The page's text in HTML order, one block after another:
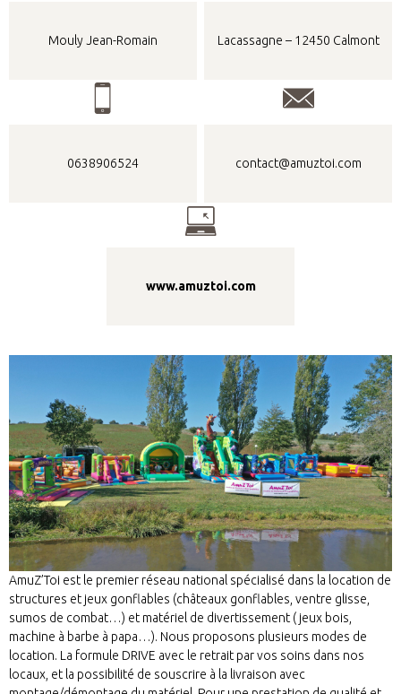
Mouly Jean-Romain Lacassagne – 12450 Calmont
0638906524 contact@amuztoi.com
www.amuztoi.com
AmuZ’Toi est le premier réseau national spécialisé dans la location de
structures et jeux gonflables (châteaux gonflables, ventre glisse,
sumos de combat…) et matériel de divertissement ( jeux bois,
machine à barbe à papa…). Nous proposons plusieurs modes de
location. La formule DRIVE avec le retrait par vos soins dans nos
locaux, et la possibilité de souscrire à la livraison avec